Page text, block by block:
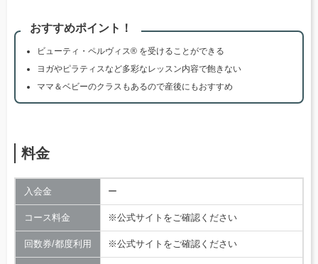
おすすめポイント！
ビューティ・ペルヴィス® を受けることができる
ヨガやピラティスなど多彩なレッスン内容で飽きない
ママ＆ベビーのクラスもあるので産後にもおすすめ
料金
入会金 ー
コース料金 ※公式サイトをご確認ください
回数券/都度利用 ※公式サイトをご確認ください